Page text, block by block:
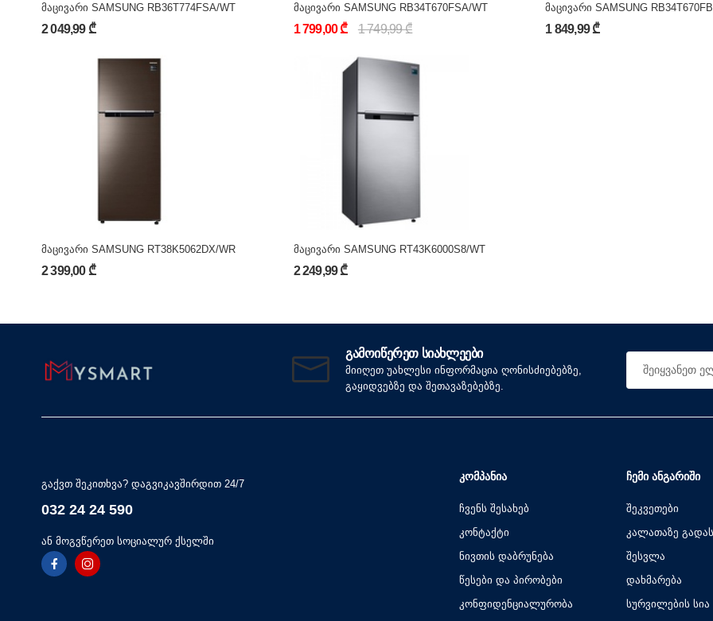
მაცივარი SAMSUNG RB36T774FSA/WT
2 049,99 ₾
მაცივარი SAMSUNG RB34T670FSA/WT
1 799,00 ₾ 1 749,99 ₾
მაცივარი SAMSUNG
1 849,99 ₾
მაცივარი SAMSUNG RT38K5062DX/WR
2 399,00 ₾
მაცივარი SAMSUNG RT43K6000S8/WT
2 249,99 ₾
ᲒᲐᲛᲝᲘᲬᲔᲠᲔᲗ ᲡᲘᲐᲮᲚᲔᲔᲑᲘ
მიიღეთ უახლესი ინფორმაცია ღონისძიებებზე,
გაყიდვებზე და შეთავაზებებზე.
გაქვთ შეკითხვა? დაგვიკავშირდით 24/7
032 24 24 590
ან მოგვწერეთ სოციალურ ქსელში
ᲙᲝᲛᲞᲐᲜᲘᲐ
ჩვენს შესახებ
კონტაქტი
ნივთის დაბრუნება
წესები და პირობები
კონფიდენციალურობა
ᲩᲔᲛᲘ ᲐᲜᲒᲐᲠᲘᲨᲘ
შეკვეთები
კალათაზე
შესვლა
დახმარება
სურვილების სია